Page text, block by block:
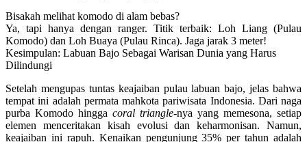
Bisakah melihat komodo di alam bebas?
Ya, tapi hanya dengan ranger. Titik terbaik: Loh Liang (Pulau
Komodo) dan Loh Buaya (Pulau Rinca). Jaga jarak 3 meter!
Kesimpulan: Labuan Bajo Sebagai Warisan Dunia yang Harus
Dilindungi
Setelah mengupas tuntas keajaiban pulau labuan bajo, jelas bahwa
tempat ini adalah permata mahkota pariwisata Indonesia. Dari naga
purba Komodo hingga coral triangle-nya yang memesona, setiap
elemen menceritakan kisah evolusi dan keharmonisan. Namun,
keajaiban ini rapuh. Kenaikan pengunjung 35% per tahun adalah